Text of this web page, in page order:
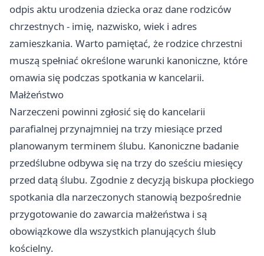
odpis aktu urodzenia dziecka oraz dane rodziców
chrzestnych - imię, nazwisko, wiek i adres
zamieszkania. Warto pamiętać, że rodzice chrzestni
muszą spełniać określone warunki kanoniczne, które
omawia się podczas spotkania w kancelarii.
Małżeństwo
Narzeczeni powinni zgłosić się do kancelarii
parafialnej przynajmniej na trzy miesiące przed
planowanym terminem ślubu. Kanoniczne badanie
przedślubne odbywa się na trzy do sześciu miesięcy
przed datą ślubu. Zgodnie z decyzją biskupa płockiego
spotkania dla narzeczonych stanowią bezpośrednie
przygotowanie do zawarcia małżeństwa i są
obowiązkowe dla wszystkich planujących ślub
kościelny.